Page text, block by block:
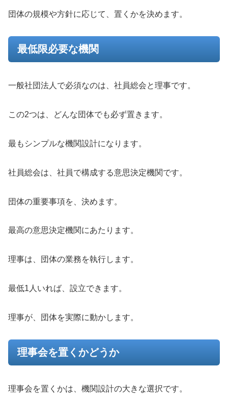
団体の規模や方針に応じて、置くかを決めます。
最低限必要な機関
一般社団法人で必須なのは、社員総会と理事です。
この2つは、どんな団体でも必ず置きます。
最もシンプルな機関設計になります。
社員総会は、社員で構成する意思決定機関です。
団体の重要事項を、決めます。
最高の意思決定機関にあたります。
理事は、団体の業務を執行します。
最低1人いれば、設立できます。
理事が、団体を実際に動かします。
理事会を置くかどうか
理事会を置くかは、機関設計の大きな選択です。